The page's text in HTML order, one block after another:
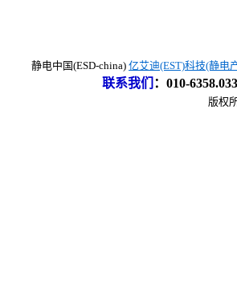
静电中国(ESD-china) 亿艾迪(EST)科技(静电
联系我们 ： 010-
版权